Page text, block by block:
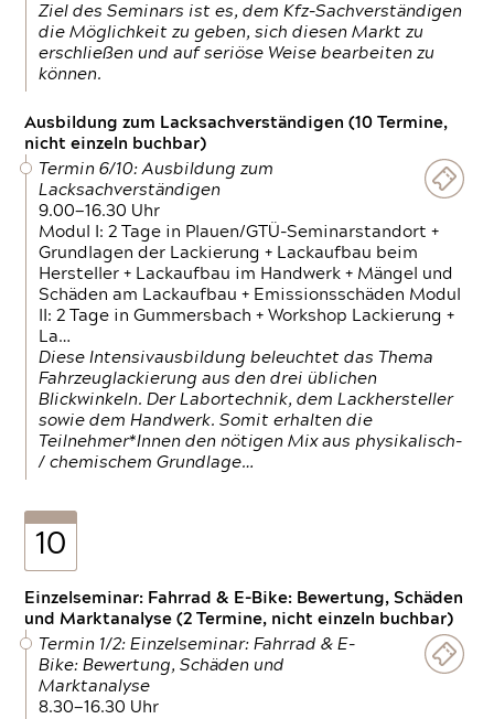
Ziel des Seminars ist es, dem Kfz-Sachverständigen
die Möglichkeit zu geben, sich diesen Markt zu
erschließen und auf seriöse Weise bearbeiten zu
können.
Ausbildung zum Lacksachverständigen (10 Termine,
nicht einzeln buchbar)
Termin 6/10: Ausbildung zum
Lacksachverständigen
9.00—16.30 Uhr
Modul I: 2 Tage in Plauen/GTÜ-Seminarstandort +
Grundlagen der Lackierung + Lackaufbau beim
Hersteller + Lackaufbau im Handwerk + Mängel und
Schäden am Lackaufbau + Emissionsschäden Modul
II: 2 Tage in Gummersbach + Workshop Lackierung +
La…
Diese Intensivausbildung beleuchtet das Thema
Fahrzeuglackierung aus den drei üblichen
Blickwinkeln. Der Labortechnik, dem Lackhersteller
sowie dem Handwerk. Somit erhalten die
Teilnehmer*Innen den nötigen Mix aus physikalisch-
/ chemischem Grundlage…
10
Einzelseminar: Fahrrad & E-Bike: Bewertung, Schäden
und Marktanalyse (2 Termine, nicht einzeln buchbar)
Termin 1/2: Einzelseminar: Fahrrad & E-
Bike: Bewertung, Schäden und
Marktanalyse
8.30—16.30 Uhr